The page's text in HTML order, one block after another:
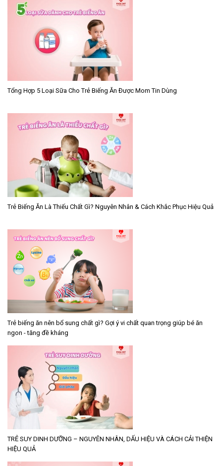
Tổng Hợp 5 Loại Sữa Cho Trẻ Biếng Ăn Được Mom Tin Dùng
Trẻ Biếng Ăn Là Thiếu Chất Gì? Nguyên Nhân & Cách Khắc Phục Hiệu Quả
Trẻ biếng ăn nên bổ sung chất gì? Gợi ý vi chất quan trọng giúp bé ăn
ngon - tăng đề kháng
TRẺ SUY DINH DƯỠNG – NGUYÊN NHÂN, DẤU HIỆU VÀ CÁCH CẢI THIỆN
HIỆU QUẢ